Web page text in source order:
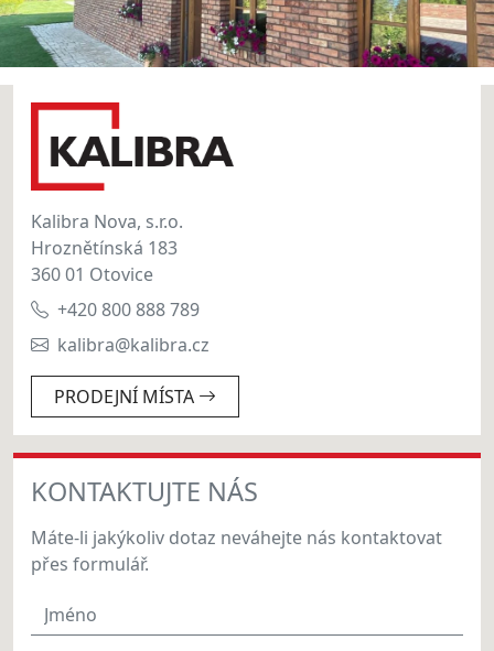
Kalibra Nova, s.r.o.
Hroznětínská 183
360 01 Otovice
+420 800 888 789
kalibra@kalibra.cz
PRODEJNÍ MÍSTA
KONTAKTUJTE NÁS
Máte-li jakýkoliv dotaz neváhejte nás kontaktovat
přes formulář.
Jméno